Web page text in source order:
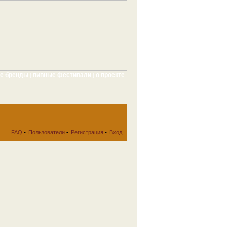
бренды пивные фестивали о проекте
FAQ • Пользователи • Регистрация • Вход